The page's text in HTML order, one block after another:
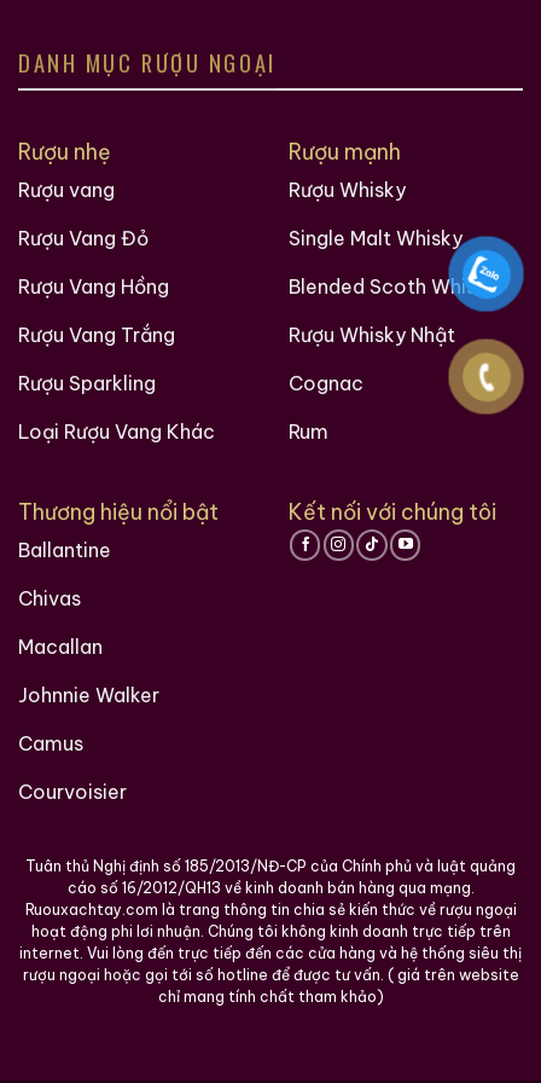
Ruouxachtay.com – Cham Vào Đam Mê
Trăm Nghe Không Bằng Một Thấy
Hàng Ngàn Khách Hàng Của ruouxachtay.com
DANH MỤC RƯỢU NGOẠI
Rượu nhẹ
Rượu vang
Rượu Vang Đỏ
Rượu Vang Hồng
Rượu Vang Trắng
Rượu Sparkling
Loại Rượu Vang Khác
Rượu mạnh
Rượu Whisky
Single Malt Whisky
Blended Scoth Whisky
Rượu Whisky Nhật
Cognac
Rum
Thương hiệu nổi bật
Ballantine
Chivas
Macallan
Johnnie Walker
Camus
Courvoisier
Kết nối với chúng tôi
Tuân thủ Nghị định số 185/2013/NĐ-CP của Chính phủ và luật quảng
cáo số 16/2012/QH13 về kinh doanh bán hàng qua mạng.
Ruouxachtay.com là trang thông tin chia sẻ kiến thức về rượu ngoại
hoạt động phi lơi nhuận. Chúng tôi không kinh doanh trực tiếp trên
internet. Vui lòng đến trực tiếp đến các cửa hàng và hệ thống siêu thị
rượu ngoại hoặc gọi tới số hotline để được tư vấn. ( giá trên website
chỉ mang tính chất tham khảo)